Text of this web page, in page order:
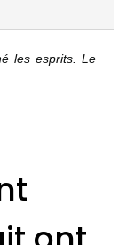
les esprits. Le